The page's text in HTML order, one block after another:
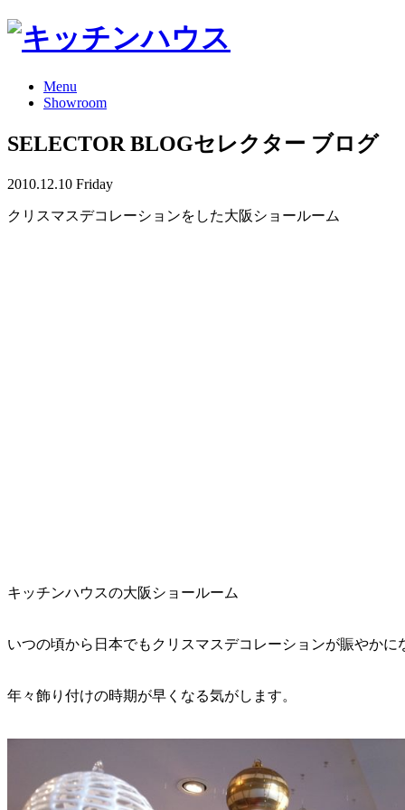
Menu
Showroom
SELECTOR BLOGセレクター ブログ
2010.12.10 Friday
クリスマスデコレーションをした大阪ショールーム
キッチンハウスの大阪ショールーム
いつの頃から日本でもクリスマスデコレーションが賑やかに
年々飾り付けの時期が早くなる気がします。